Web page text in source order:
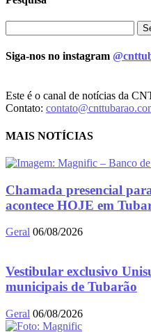
Siga-nos no instagram
Este é o canal de notícias da
Contato:
MAIS NOTÍCIAS
Chamada presencial
acontece HOJE em
Geral 06/08/2026
Vestibular exclusivo
municipais de Tubarão
Geral 06/08/2026